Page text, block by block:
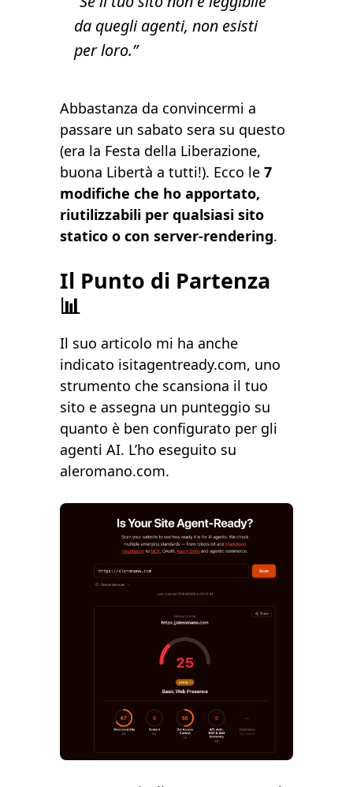
da quegli agenti, non esisti
per loro.”
Abbastanza da convincermi a
passare un sabato sera su questo
(era la Festa della Liberazione,
buona Libertà a tutti!). Ecco le7
modifiche che ho apportato,
riutilizzabili per qualsiasi sito
statico o con server-rendering.
Il Punto di Partenza
📊
Il suo articolo mi ha anche
indicato isitagentready.com, uno
strumento che scansiona il tuo
sito e assegna un punteggio su
quanto è ben configurato per gli
agenti AI. L’ho eseguito su
aleromano.com.